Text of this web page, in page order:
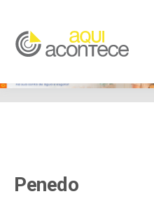
googleb82de9a22cec23e8.html
Penedo